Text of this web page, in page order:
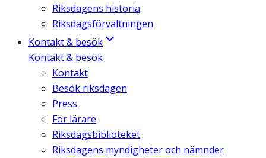
Riksdagens historia
Riksdagsförvaltningen
Kontakt & besök
Kontakt & besök
Kontakt
Besök riksdagen
Press
För lärare
Riksdagsbiblioteket
Riksdagens myndigheter och nämnder